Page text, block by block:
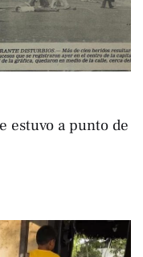
estuvo a punto de